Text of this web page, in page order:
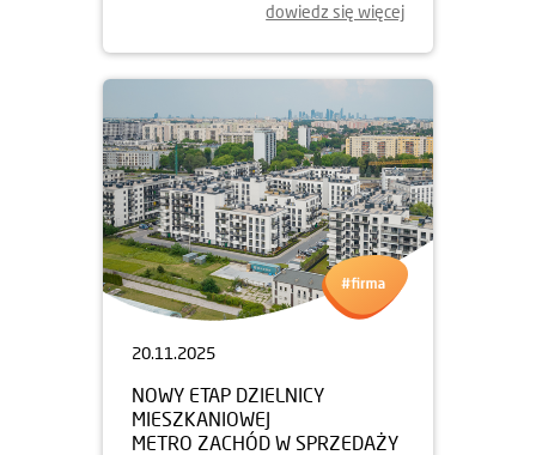
dowiedz się więcej
20.11.2025
NOWY ETAP DZIELNICY
MIESZKANIOWEJ
METRO ZACHÓD W SPRZEDAŻY